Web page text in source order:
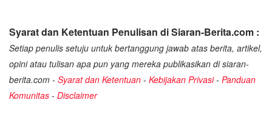
Syarat dan Ketentuan Penulisan di Siaran-Berita.com :
Setiap penulis setuju untuk bertanggung jawab atas berita, artikel,
opini atau tulisan apa pun yang mereka publikasikan di siaran-
berita.com - Syarat dan Ketentuan - Kebijakan Privasi- Panduan
Komunitas - Disclaimer